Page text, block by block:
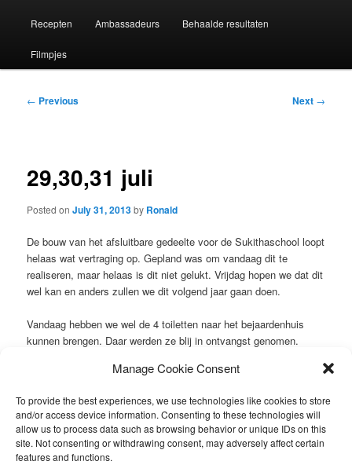
Manage Cookie Consent
To provide the best experiences, we use technologies like cookies to store
and/or access device information. Consenting to these technologies will
allow us to process data such as browsing behavior or unique IDs on this
site. Not consenting or withdrawing consent, may adversely affect certain
features and functions.
Recepten Ambassadeurs Behaalde resultaten
Filmpjes
Post
← Previous Next →
29,30,31 juli
Posted onJuly 31, 2013by Ronald
De bouw van het afsluitbare gedeelte voor de Sukithaschool loopt
helaas wat vertraging op. Gepland was om vandaag dit te
realiseren, maar helaas is dit niet gelukt. Vrijdag hopen we dat dit
wel kan en anders zullen we dit volgend jaar gaan doen.
Vandaag hebben we wel de 4 toiletten naar het bejaardenhuis
kunnen brengen. Daar werden ze blij in ontvangst genomen.
Alle materialen voor het dak, van het te bouwen huis zijn daar
uur gestart kan worden.
Morgen gaan we nog een bed, met matras afleveren bij een
familie die geen bed heeft.